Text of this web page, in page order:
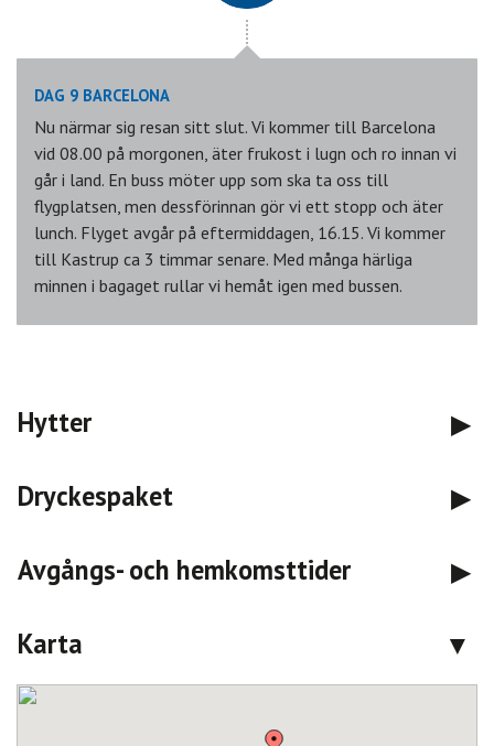
DAG 9 BARCELONA
Nu närmar sig resan sitt slut. Vi kommer till Barcelona
vid 08.00 på morgonen, äter frukost i lugn och ro innan vi
går i land. En buss möter upp som ska ta oss till
flygplatsen, men dessförinnan gör vi ett stopp och äter
lunch. Flyget avgår på eftermiddagen, 16.15. Vi kommer
till Kastrup ca 3 timmar senare. Med många härliga
minnen i bagaget rullar vi hemåt igen med bussen.
Hytter
Dryckespaket
Avgångs- och hemkomsttider
Karta